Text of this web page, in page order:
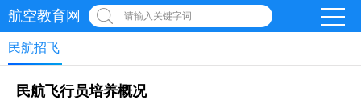
航空教育网 请输入关键字词
民航招飞
民航飞行员培养概况